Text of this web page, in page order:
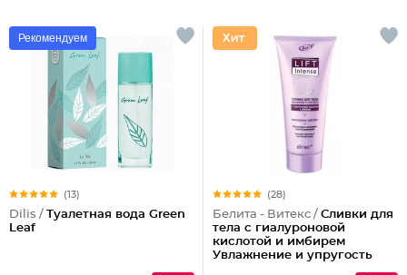
Рекомендуем
(13)
Dilis / Туалетная вода Green
Leaf
(28)
Белита - Витекс / Сливки для
тела с гиалуроновой
кислотой и имбирем
Увлажнение и упругость